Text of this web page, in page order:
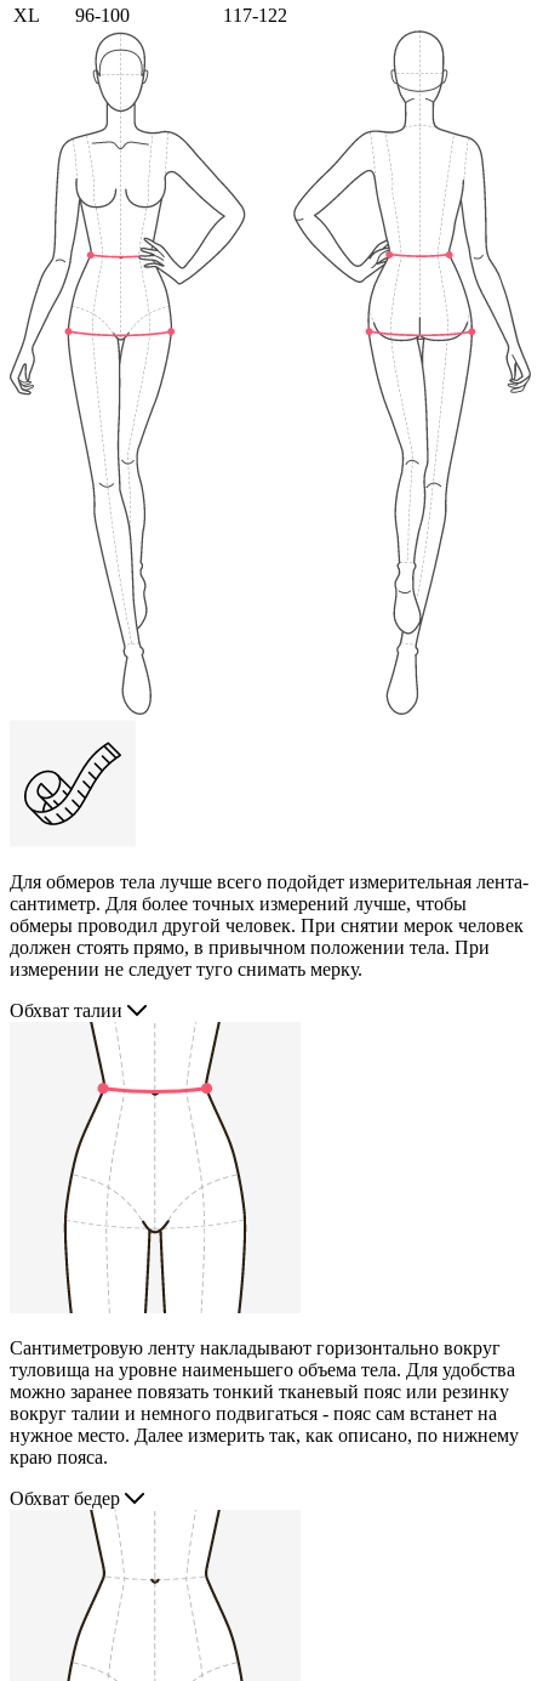
XL
96-100 117-122
Для обмеров тела лучше всего подойдет измерительная лента-
сантиметр. Для более точных измерений лучше, чтобы
обмеры проводил другой человек. При снятии мерок человек
должен стоять прямо, в привычном положении тела. При
измерении не следует туго снимать мерку.
Обхват талии
Сантиметровую ленту накладывают горизонтально вокруг
туловища на уровне наименьшего объема тела. Для удобства
можно заранее повязать тонкий тканевый пояс или резинку
вокруг талии и немного подвигаться - пояс сам встанет на
нужное место. Далее измерить так, как описано, по нижнему
краю пояса.
Обхват бедер